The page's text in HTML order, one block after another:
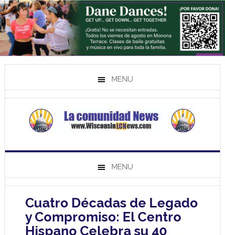
MENU
MENU
Cuatro Décadas de Legado
y Compromiso: El Centro
Hispano Celebra su 40